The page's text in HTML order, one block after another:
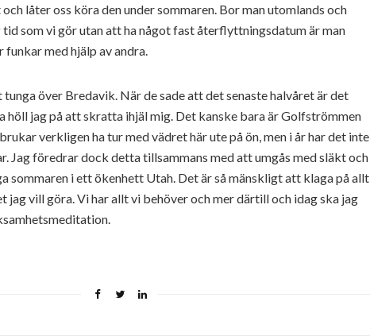
låter oss köra den under sommaren. Bor man utomlands och
tid som vi gör utan att ha något fast återflyttningsdatum är man
funkar med hjälp av andra.
över Bredavik. När de sade att det senaste halvåret är det
höll jag på att skratta ihjäl mig. Det kanske bara är Golfströmmen
verkligen ha tur med vädret här ute på ön, men i år har det inte
Jag föredrar dock detta tillsammans med att umgås med släkt och
sommaren i ett ökenhett Utah. Det är så mänskligt att klaga på allt
jag vill göra. Vi har allt vi behöver och mer därtill och idag ska jag